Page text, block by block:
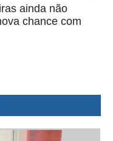
ainda não
chance com